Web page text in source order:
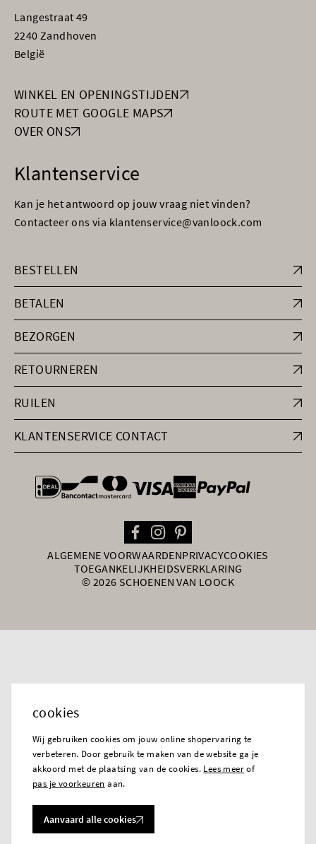
Langestraat 49
2240 Zandhoven
België
WINKEL EN OPENINGSTIJDEN
ROUTE MET GOOGLE MAPS
OVER ONS
Klantenservice
Kan je het antwoord op jouw vraag niet vinden?
Contacteer ons via klantenservice@vanloock.com
BESTELLEN
BETALEN
BEZORGEN
RETOURNEREN
RUILEN
KLANTENSERVICE CONTACT
general.paymentOptions
ALGEMENE VOORWAARDENPRIVACYCOOKIES
TOEGANKELIJKHEIDSVERKLARING
© 2026 SCHOENEN VAN LOOCK
cookies
Wij gebruiken cookies om jouw online shopervaring te
verbeteren. Door gebruik te maken van de website ga je
akkoord met de plaatsing van de cookies. Lees meerof
pas je voorkeuren aan.
Aanvaard alle cookies